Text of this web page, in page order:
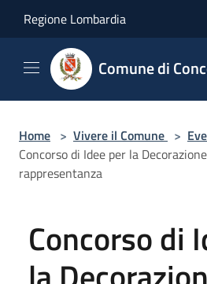
Regione Lombardia
Comune di
Home > Vivere il Comune >
Concorso di Idee per la
rappresentanza
Concorso di